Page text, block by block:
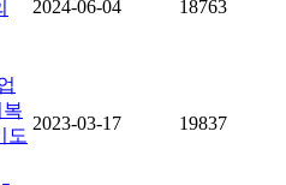
2024-06-04 18763
도
2023-03-17 19837